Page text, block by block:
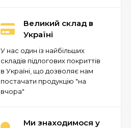
Великий склад в
Україні
У нас один із найбільших
складів підлогових покриттів
в Україні, що дозволяє нам
постачати продукцію "на
вчора"
Ми знаходимося у